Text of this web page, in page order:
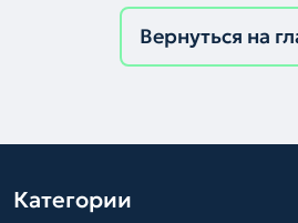
Вернуться на
Категории